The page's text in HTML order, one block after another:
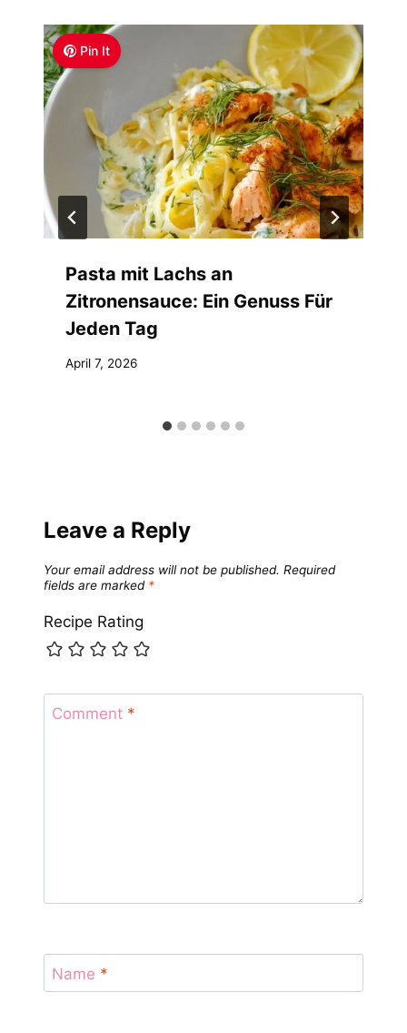
Pin It
Pasta mit Lachs an
Zitronensauce: Ein Genuss Für
Jeden Tag
April 7, 2026
Leave a Reply
Your email address will not be published. Required
fields are marked *
Recipe Rating
Comment *
Name *